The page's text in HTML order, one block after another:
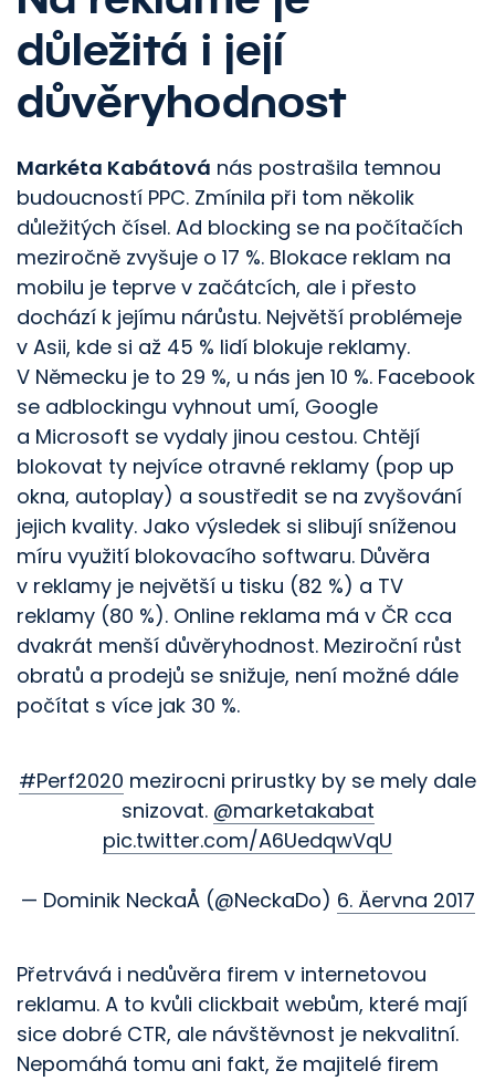
důležitá i její
důvěryhodnost
Markéta Kabátová nás postrašila temnou
budoucností PPC. Zmínila při tom několik
důležitých čísel. Ad blocking se na počítačích
meziročně zvyšuje o 17 %. Blokace reklam na
mobilu je teprve v začátcích, ale i přesto
dochází k jejímu nárůstu. Největší problémeje
v Asii, kde si až 45 % lidí blokuje reklamy.
V Německu je to 29 %, u nás jen 10 %. Facebook
se adblockingu vyhnout umí, Google
a Microsoft se vydaly jinou cestou. Chtějí
blokovat ty nejvíce otravné reklamy (pop up
okna, autoplay) a soustředit se na zvyšování
jejich kvality. Jako výsledek si slibují sníženou
míru využití blokovacího softwaru. Důvěra
v reklamy je největší u tisku (82 %) a TV
reklamy (80 %). Online reklama má v ČR cca
dvakrát menší důvěryhodnost. Meziroční růst
obratů a prodejů se snižuje, není možné dále
počítat s více jak 30 %.
#Perf2020 mezirocni prirustky by se mely dale
snizovat. @marketakabat
pic.twitter.com/A6UedqwVqU
— Dominik NeckaÅ (@NeckaDo) 6. Äervna 2017
Přetrvává i nedůvěra firem v internetovou
reklamu. A to kvůli clickbait webům, které mají
sice dobré CTR, ale návštěvnost je nekvalitní.
Nepomáhá tomu ani fakt, že majitelé firem